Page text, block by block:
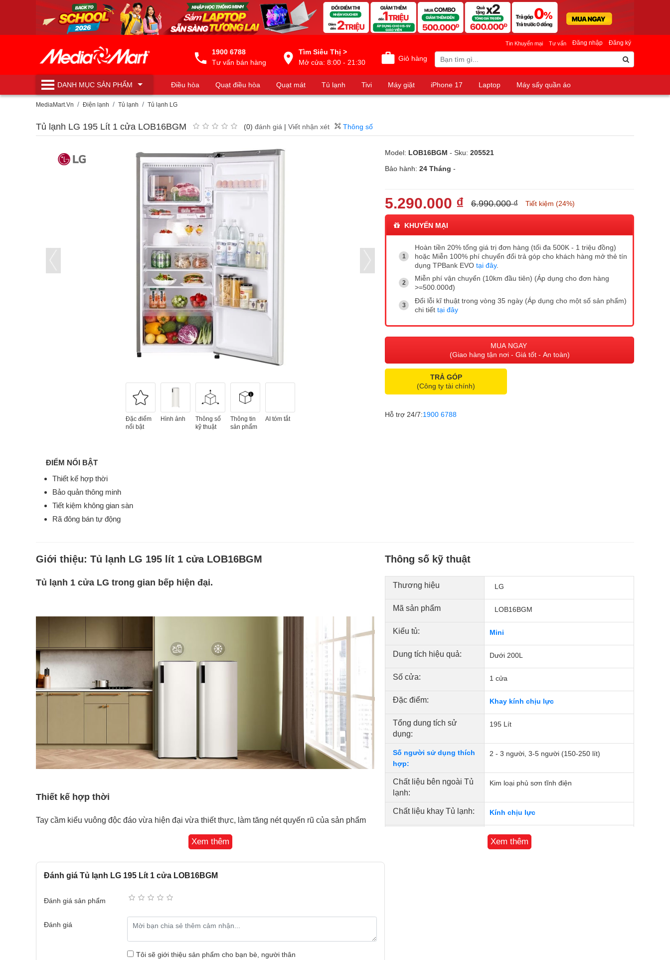
1900 6788
Tư vấn bán hàng
Tìm Siêu Thị >
Mở cửa: 8:00 - 21:30
Giỏ hàng
Đăng nhập Đăng ký
Tin Khuyến mại Tư vấn
DANH MỤCSẢN PHẨM Điều hòa Quạt điều hòa Quạt mát Tủ lạnh Tivi Máy giặt iPhone 17 Laptop
Máy sấy quần áo
Máy lọc nước
MediaMart.Vn Điện lạnh Tủ lạnh Tủ lạnh LG
Tủ lạnh LG 195 Lít 1 cửa LOB16BGM (0) đánh giá | Viết nhận xét Thông số
Đặc điểm
nổi bật
Hình ảnh
Thông số
kỹ thuật
Thông tin
sản phẩm
AI tóm tắt
ĐIỂM NỔI BẬT
Thiết kế hợp thời
Bảo quản thông minh
Tiết kiệm không gian sàn
Rã đông bán tự động
Model: LOB16BGM - Sku: 205521
Bảo hành: 24 Tháng -
5.290.000 ₫ 6.990.000 ₫ Tiết kiệm (24%)
KHUYẾN MẠI
Hoàn tiền 20% tổng giá trị đơn hàng (tối đa 500K - 1 triệu đồng)
hoặc Miễn 100% phí chuyển đổi trả góp cho khách hàng mở thẻ tín
dụng TPBank EVO tại đây.
Miễn phí vận chuyển (10km đầu tiên) (Áp dụng cho đơn hàng
>=500.000đ)
Đổi lỗi kĩ thuật trong vòng 35 ngày (Áp dụng cho một số sản phẩm)
chi tiết tại đây
MUA NGAY
(Giao hàng tận nơi - Giá tốt - An toàn)
TRẢ GÓP
(Công ty tài chính)
Hỗ trợ 24/7:1900 6788
Giới thiệu: Tủ lạnh LG 195 lít 1 cửa LOB16BGM
Tủ lạnh 1 cửa LG trong gian bếp hiện đại.
Thiết kế hợp thời
Tay cầm kiểu vuông độc đáo vừa hiện đại vừa thiết thực, làm tăng nét quyến rũ của sản phẩm
Xem thêm
Đánh giá Tủ lạnh LG 195 Lít 1 cửa LOB16BGM
Đánh giá sản phẩm
Đánh giá
Tôi sẽ giới thiệu sản phẩm cho bạn bè, người thân
Thông số kỹ thuật
Thương hiệu LG
Mã sản phẩm LOB16BGM
Kiểu tủ: Mini
Dung tích hiệu quả: Dưới 200L
Số cửa: 1 cửa
Đặc điểm: Khay kính chịu lực
Tổng dung tích sử
dụng:
195 Lít
Số người sử dụng thích
hợp:
2 - 3 người, 3-5 người (150-250 lít)
Chất liệu bên ngoài Tủ
lạnh:
Kim loại phủ sơn tĩnh điện
Chất liệu khay Tủ lạnh: Kính chịu lực
Không
Xem thêm